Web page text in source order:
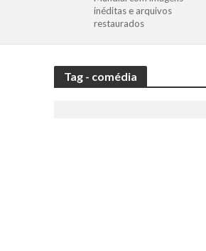
inéditas e arquivos
restaurados
Tag - comédia